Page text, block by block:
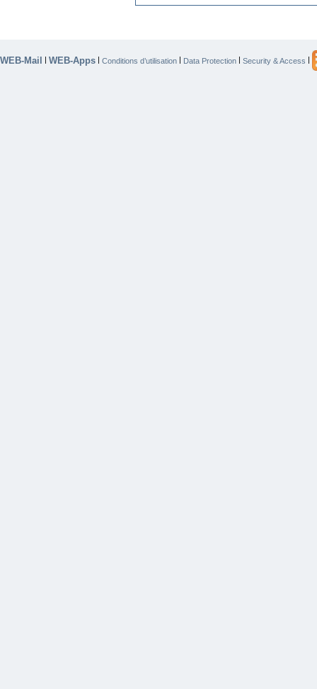
WEB-Mail | WEB-Apps | Conditions d’utilisation | Data Protection | Security & Access |